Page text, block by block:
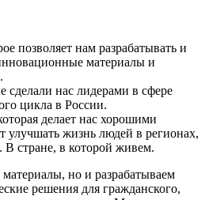
позволяет нам разрабатывать и
материалы и
сделали нас лидерами в сфере
цикла в России.
делает нас хорошими
улучшать жизнь людей в регионах,
В стране, в которой живем.
но и разрабатываем
решения для гражданского,